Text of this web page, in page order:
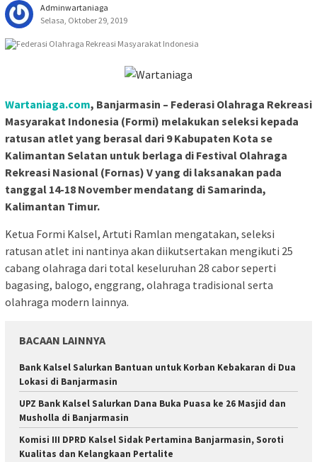
Adminwartaniaga
Selasa, Oktober 29, 2019
Wartaniaga.com, Banjarmasin – Federasi Olahraga Rekreasi
Masyarakat Indonesia (Formi) melakukan seleksi kepada
ratusan atlet yang berasal dari 9 Kabupaten Kota se
Kalimantan Selatan untuk berlaga di Festival Olahraga
Rekreasi Nasional (Fornas) V yang di laksanakan pada
tanggal 14-18 November mendatang di Samarinda,
Kalimantan Timur.
Ketua Formi Kalsel, Artuti Ramlan mengatakan, seleksi
ratusan atlet ini nantinya akan diikutsertakan mengikuti 25
cabang olahraga dari total keseluruhan 28 cabor seperti
bagasing, balogo, enggrang, olahraga tradisional serta
olahraga modern lainnya.
BACAAN LAINNYA
Bank Kalsel Salurkan Bantuan untuk Korban Kebakaran di Dua
Lokasi di Banjarmasin
UPZ Bank Kalsel Salurkan Dana Buka Puasa ke 26 Masjid dan
Musholla di Banjarmasin
Komisi III DPRD Kalsel Sidak Pertamina Banjarmasin, Soroti
Kualitas dan Kelangkaan Pertalite